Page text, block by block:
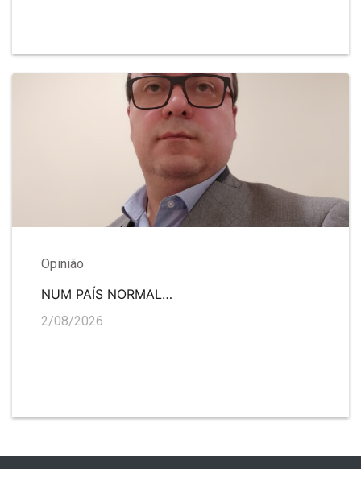
Opinião
NUM PAÍS NORMAL…
2/08/2026